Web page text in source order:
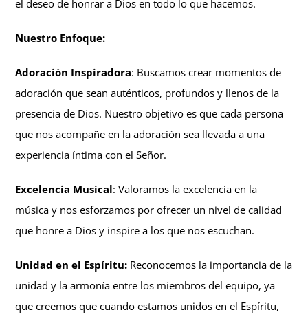
el deseo de honrar a Dios en todo lo que hacemos.
Nuestro Enfoque:
Adoración Inspiradora: Buscamos crear momentos de
adoración que sean auténticos, profundos y llenos de la
presencia de Dios. Nuestro objetivo es que cada persona
que nos acompañe en la adoración sea llevada a una
experiencia íntima con el Señor.
Excelencia Musical: Valoramos la excelencia en la
música y nos esforzamos por ofrecer un nivel de calidad
que honre a Dios y inspire a los que nos escuchan.
Unidad en el Espíritu: Reconocemos la importancia de la
unidad y la armonía entre los miembros del equipo, ya
que creemos que cuando estamos unidos en el Espíritu,